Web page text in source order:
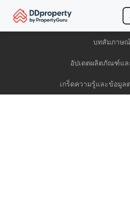
บทสัมภาษณ์
อัปเดตผลิตภัณฑ์แล
เกร็ดความรู้และข้อมูล